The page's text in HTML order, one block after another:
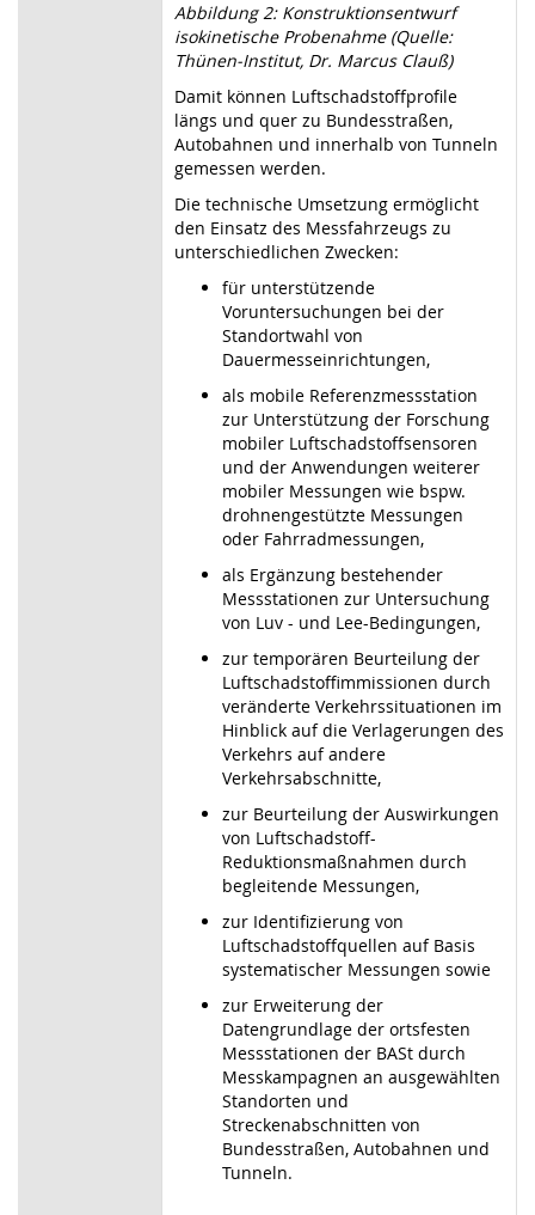
Abbildung 2: Konstruktionsentwurf
isokinetische Probenahme (Quelle:
Thünen-Institut, Dr. Marcus Clauß)
Damit können Luftschadstoffprofile
längs und quer zu Bundesstraßen,
Autobahnen und innerhalb von Tunneln
gemessen werden.
Die technische Umsetzung ermöglicht
den Einsatz des Messfahrzeugs zu
unterschiedlichen Zwecken:
für unterstützende
Voruntersuchungen bei der
Standortwahl von
Dauermesseinrichtungen,
als mobile Referenzmessstation
zur Unterstützung der Forschung
mobiler Luftschadstoffsensoren
und der Anwendungen weiterer
mobiler Messungen wie bspw.
drohnengestützte Messungen
oder Fahrradmessungen,
als Ergänzung bestehender
Messstationen zur Untersuchung
von Luv - und Lee-Bedingungen,
zur temporären Beurteilung der
Luftschadstoffimmissionen durch
veränderte Verkehrssituationen im
Hinblick auf die Verlagerungen des
Verkehrs auf andere
Verkehrsabschnitte,
zur Beurteilung der Auswirkungen
von Luftschadstoff-
Reduktionsmaßnahmen durch
begleitende Messungen,
zur Identifizierung von
Luftschadstoffquellen auf Basis
systematischer Messungen sowie
zur Erweiterung der
Datengrundlage der ortsfesten
Messstationen der BASt durch
Messkampagnen an ausgewählten
Standorten und
Streckenabschnitten von
Bundesstraßen, Autobahnen und
Tunneln.